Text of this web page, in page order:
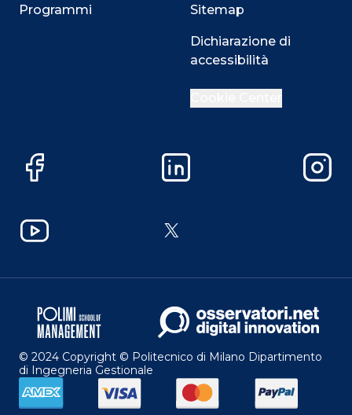
Programmi Sitemap
Dichiarazione di
accessibilità
Facebook LinkedIn
YouTube X
© 2024 Copyright © Politecnico di Milano Dipartimento
di Ingegneria Gestionale